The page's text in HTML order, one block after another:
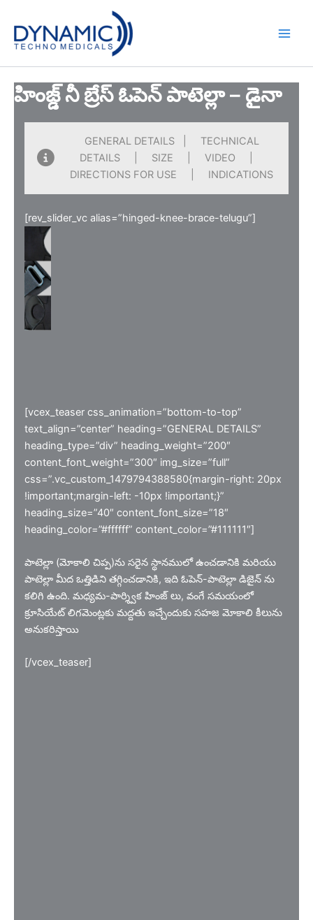
content
హింజ్డ్ నీ బ్రేస్ ఓపెన్ పాటెల్లా – డైనా
GENERAL DETAILS | TECHNICAL
DETAILS | SIZE | VIDEO |
DIRECTIONS FOR USE | INDICATIONS
[rev_slider_vc alias=”hinged-knee-brace-telugu”]
[vcex_teaser css_animation=”bottom-to-top”
text_align=”center” heading=”GENERAL DETAILS”
heading_type=”div” heading_weight=”200″
content_font_weight=”300″ img_size=”full”
css=”.vc_custom_1479794388580{margin-right: 20px
!important;margin-left: -10px !important;}”
heading_size=”40″ content_font_size=”18″
heading_color=”#ffffff” content_color=”#111111″]
పాటెల్లా (మోకాలి చిప్ప)ను సరైన స్థానములో ఉంచడానికి మరియు
పాటెల్లా మీద ఒత్తిడిని తగ్గించడానికి, ఇది ఓపెన్-పాటెల్లా డిజైన్ ను
కలిగి ఉంది. మధ్యమ-పార్శ్విక హింజ్ లు, వంగే సమయంలో
క్రూసియేట్ లిగమెంట్లకు మద్దతు ఇచ్చేందుకు సహజ మోకాలి కీలును
అనుకరిస్తాయి
[/vcex_teaser]